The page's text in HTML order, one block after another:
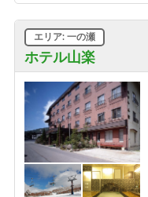
ホテル山楽
エリア: 一の瀬